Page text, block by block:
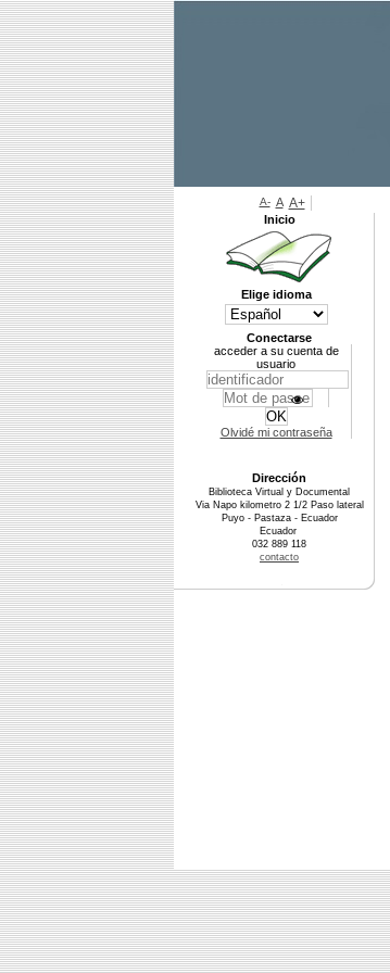
A- A A+
Inicio
Elige idioma
Conectarse
acceder a su cuenta de
usuario
Olvidé mi contraseña
Dirección
Biblioteca Virtual y Documental
Via Napo kilometro 2 1/2 Paso lateral
Puyo - Pastaza - Ecuador
Ecuador
032 889 118
contacto